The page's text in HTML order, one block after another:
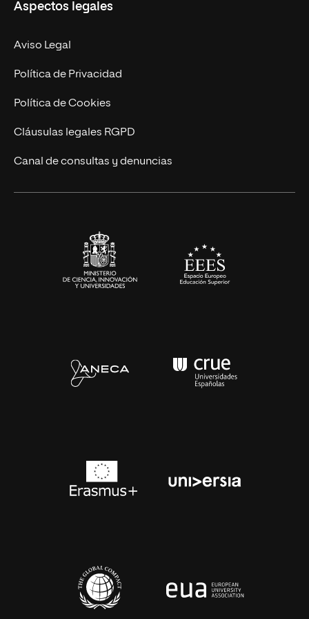
Doctorados
Experto Universitario
Postgrados
Cursos Universitarios
Facultades
Nuestro Equipo
Trabaja en UNIR
Actualidad
UNIR Revista
Eventos
Aspectos legales
Aviso Legal
Política de Privacidad
Política de Cookies
Cláusulas legales RGPD
Canal de consultas y denuncias